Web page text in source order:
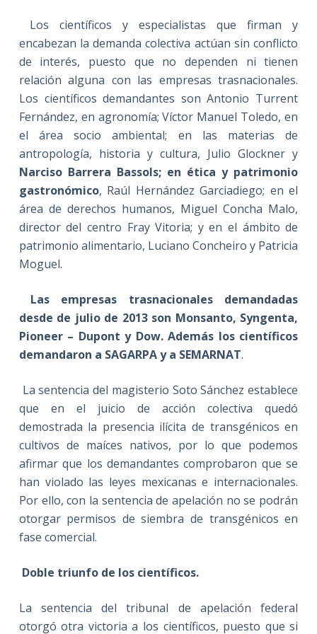
Los científicos y especialistas que firman y
encabezan la demanda colectiva actúan sin conflicto
de interés, puesto que no dependen ni tienen
relación alguna con las empresas trasnacionales.
Los científicos demandantes son Antonio Turrent
Fernández, en agronomía; Víctor Manuel Toledo, en
el área socio ambiental; en las materias de
antropología, historia y cultura, Julio Glockner y
Narciso Barrera Bassols; en ética y patrimonio
gastronómico, Raúl Hernández Garciadiego; en el
área de derechos humanos, Miguel Concha Malo,
director del centro Fray Vitoria; y en el ámbito de
patrimonio alimentario, Luciano Concheiro y Patricia
Moguel.
Las empresas trasnacionales demandadas
desde de julio de 2013 son Monsanto, Syngenta,
Pioneer – Dupont y Dow. Además los científicos
demandaron a SAGARPA y a SEMARNAT.
La sentencia del magisterio Soto Sánchez establece
que en el juicio de acción colectiva quedó
demostrada la presencia ilícita de transgénicos en
cultivos de maíces nativos, por lo que podemos
afirmar que los demandantes comprobaron que se
han violado las leyes mexicanas e internacionales.
Por ello, con la sentencia de apelación no se podrán
otorgar permisos de siembra de transgénicos en
fase comercial.
Doble triunfo de los científicos.
La sentencia del tribunal de apelación federal
otorgó otra victoria a los científicos, puesto que si